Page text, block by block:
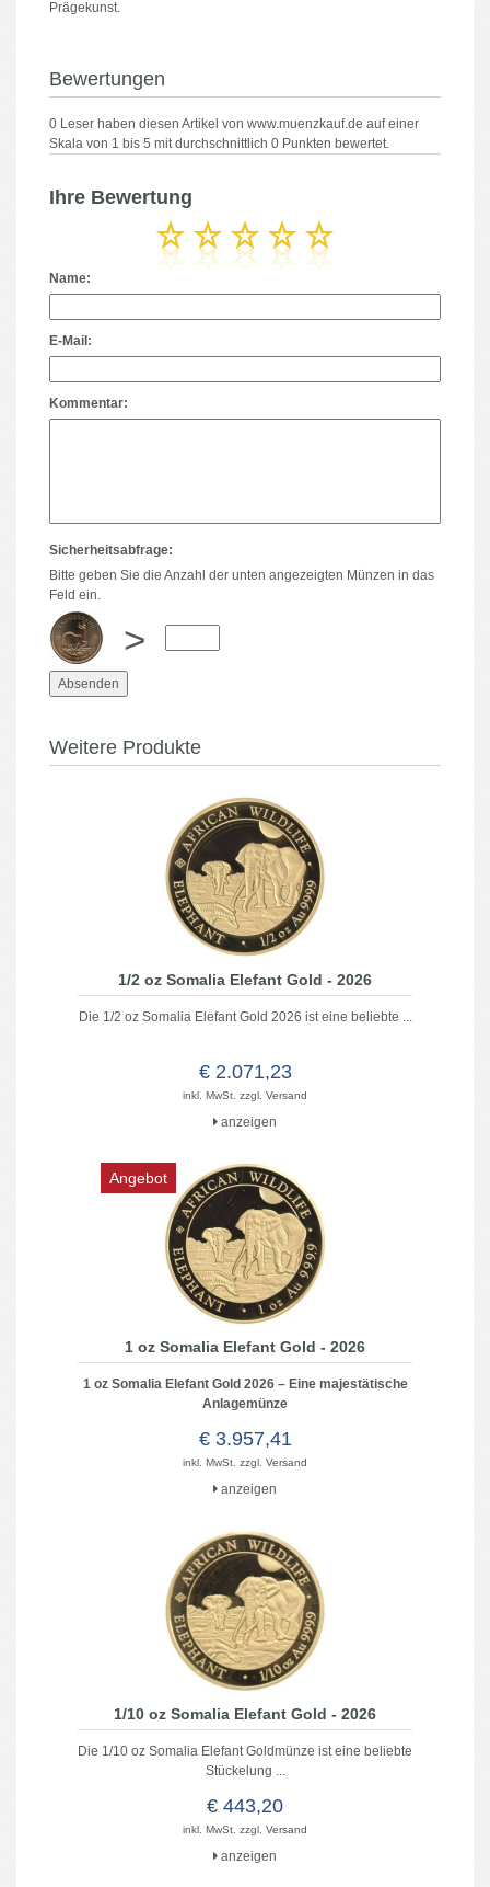
Prägekunst.
Bewertungen
0 Leser haben diesen Artikel von www.muenzkauf.de auf einer
Skala von 1 bis 5 mit durchschnittlich 0 Punkten bewertet.
Ihre Bewertung
Name:
E-Mail:
Kommentar:
Sicherheitsabfrage:
Bitte geben Sie die Anzahl der unten angezeigten Münzen in das
Feld ein.
>
Weitere Produkte
1/2 oz Somalia Elefant Gold - 2026
Die 1/2 oz Somalia Elefant Gold 2026 ist eine beliebte ...
€ 2.071,23
anzeigen
inkl. MwSt. zzgl. Versand
Angebot
1 oz Somalia Elefant Gold - 2026
1 oz Somalia Elefant Gold 2026 – Eine majestätische
Anlagemünze
€ 3.957,41
anzeigen
inkl. MwSt. zzgl. Versand
1/10 oz Somalia Elefant Gold - 2026
Die 1/10 oz Somalia Elefant Goldmünze ist eine beliebte
Stückelung ...
€ 443,20
anzeigen
inkl. MwSt. zzgl. Versand